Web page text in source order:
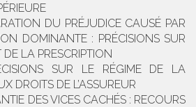
DU PRÉJUDICE CAUSÉ PAR
DOMINANTE : PRÉCISIONS SUR
LA PRESCRIPTION
SUR LE RÉGIME DE LA
DROITS DE L’ASSUREUR
DES VICES CACHÉS : RECOURS